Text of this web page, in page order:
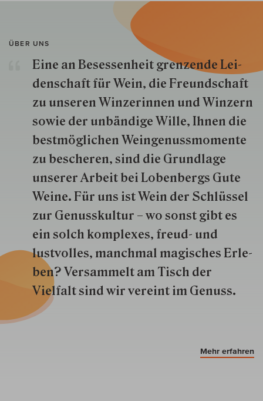
ÜBER UNS
Eine an Besessenheit gren­zende Lei­
den­schaft für Wein, die Freund­schaft
zu unseren Win­zer­innen und Win­zern
so­wie der un­bän­dige Wille, Ihnen die
best­mög­lich­en Wein­genuss­momente
zu besche­ren, sind die Grund­lage
unserer Arbeit bei Lobenbergs Gute
Weine. Für uns ist Wein der Schlüs­sel
zur Genuss­kultur – wo sonst gibt es
ein solch kom­plexes, freud- und
lustvolles, manchmal ma­gisch­es Er­le­
ben? Versammelt am Tisch der
Vielfalt sind wir ver­eint im Genuss.
Mehr erfahren